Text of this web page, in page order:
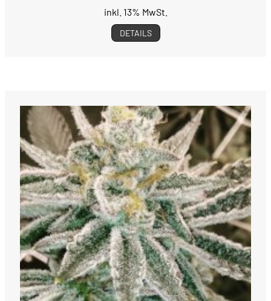
inkl. 13% MwSt.
DETAILS